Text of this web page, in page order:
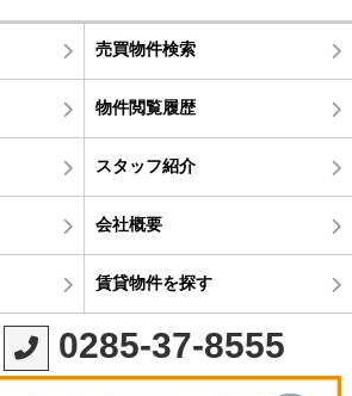
売買物件検索
物件閲覧履歴
スタッフ紹介
会社概要
賃貸物件を探す
0285-37-8555